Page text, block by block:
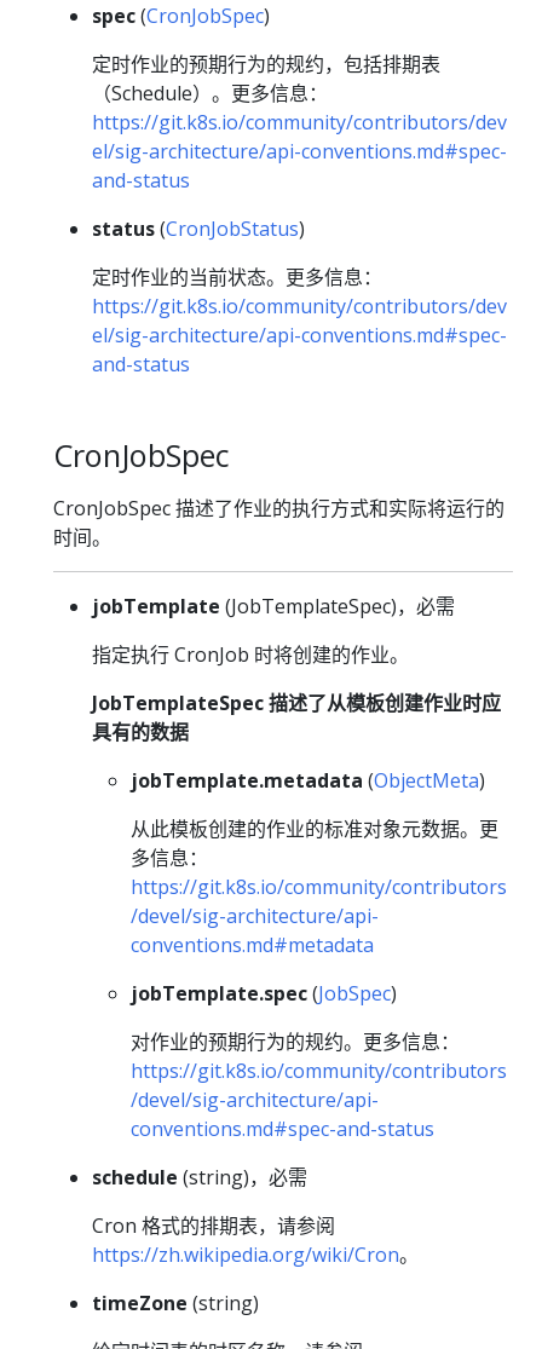
spec(CronJobSpec)
定时作业的预期行为的规约，包括排期表
（Schedule）。更多信息：
https://git.k8s.io/community/contributors/dev
el/sig-architecture/api-conventions.md#spec-
and-status
status(CronJobStatus)
定时作业的当前状态。更多信息：
https://git.k8s.io/community/contributors/dev
el/sig-architecture/api-conventions.md#spec-
and-status
CronJobSpec
CronJobSpec 描述了作业的执行方式和实际将运行的
时间。
jobTemplate (JobTemplateSpec)，必需
指定执行 CronJob 时将创建的作业。
JobTemplateSpec 描述了从模板创建作业时应
具有的数据
jobTemplate.metadata (ObjectMeta)
从此模板创建的作业的标准对象元数据。更
多信息：
https://git.k8s.io/community/contributors
/devel/sig-architecture/api-
conventions.md#metadata
jobTemplate.spec(JobSpec)
对作业的预期行为的规约。更多信息：
https://git.k8s.io/community/contributors
/devel/sig-architecture/api-
conventions.md#spec-and-status
schedule (string)，必需
Cron 格式的排期表，请参阅
https://zh.wikipedia.org/wiki/Cron。
timeZone (string)